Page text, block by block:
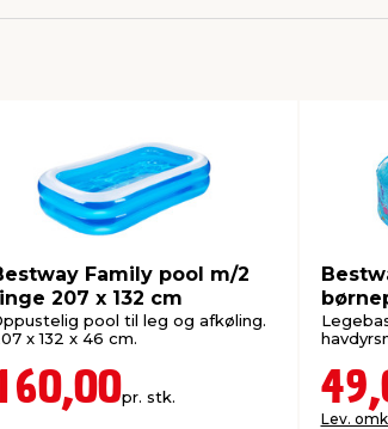
Family pool m/2
207 x 132 cm
pool til leg og afkøling.
x 132 x 46 cm.
pr. stk.
Lev.